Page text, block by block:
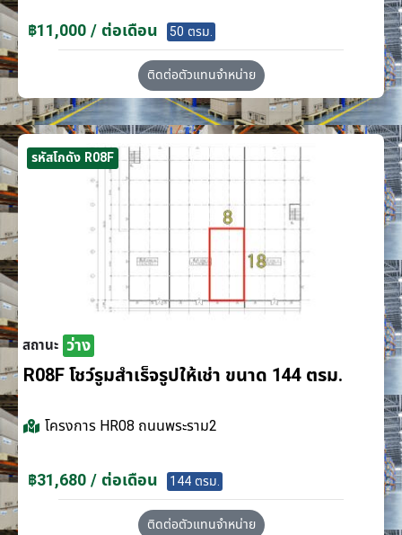
฿11,000 / ต่อเดือน 50 ตรม.
ติดต่อตัวแทนจำหน่าย
รหัสโกดัง R08F
สถานะ ว่าง
R08F โชว์รูมสำเร็จรูปให้เช่า ขนาด 144 ตรม.
โครงการ HR08 ถนนพระราม2
฿31,680 / ต่อเดือน 144 ตรม.
ติดต่อตัวแทนจำหน่าย